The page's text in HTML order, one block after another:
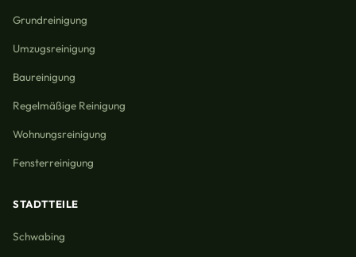
Grundreinigung
Umzugsreinigung
Baureinigung
Regelmäßige Reinigung
Wohnungsreinigung
Fensterreinigung
STADTTEILE
Schwabing